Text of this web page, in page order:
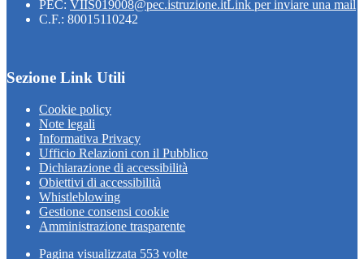
PEC: VIIS019008@pec.istruzione.itLink per inviare una mail
C.F.: 80015110242
Sezione Link Utili
Cookie policy
Note legali
Informativa Privacy
Ufficio Relazioni con il Pubblico
Dichiarazione di accessibilità
Obiettivi di accessibilità
Whistleblowing
Gestione consensi cookie
Amministrazione trasparente
Pagina visualizzata 553 volte